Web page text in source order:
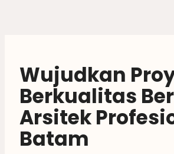
Wujudkan
Berkualitas
Arsitek
Batam